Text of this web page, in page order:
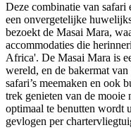
Deze combinatie van safari
een onvergetelijke
bezoekt de Masai Mara,
accommodaties die
Africa'. De Masai Mara is
wereld, en de bakermat
safari’s meemaken en ook
trek genieten van de
optimaal te benutten wordt
gevlogen per